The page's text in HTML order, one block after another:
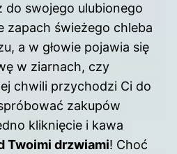
do swojego ulubionego
zapach świeżego chleba
a w głowie pojawia się
w ziarnach, czy
chwili przychodzi Ci do
zakupów
kliknięcie i kawa
Twoimi drzwiami! Choć